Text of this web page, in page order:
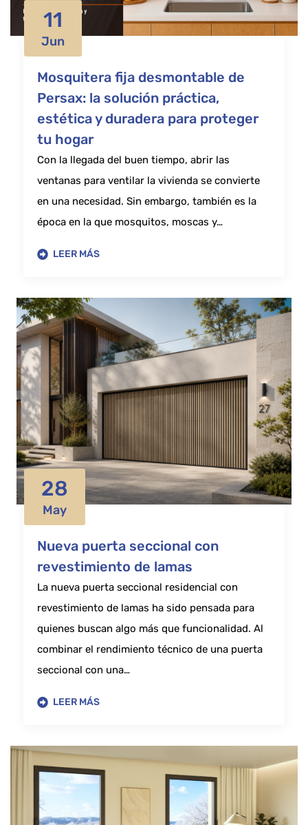
11
Jun
Mosquitera fija desmontable de
Persax: la solución práctica,
estética y duradera para proteger
tu hogar
Con la llegada del buen tiempo, abrir las
ventanas para ventilar la vivienda se convierte
en una necesidad. Sin embargo, también es la
época en la que mosquitos, moscas y…
LEER MÁS
28
May
Nueva puerta seccional con
revestimiento de lamas
La nueva puerta seccional residencial con
revestimiento de lamas ha sido pensada para
quienes buscan algo más que funcionalidad. Al
combinar el rendimiento técnico de una puerta
seccional con una…
LEER MÁS